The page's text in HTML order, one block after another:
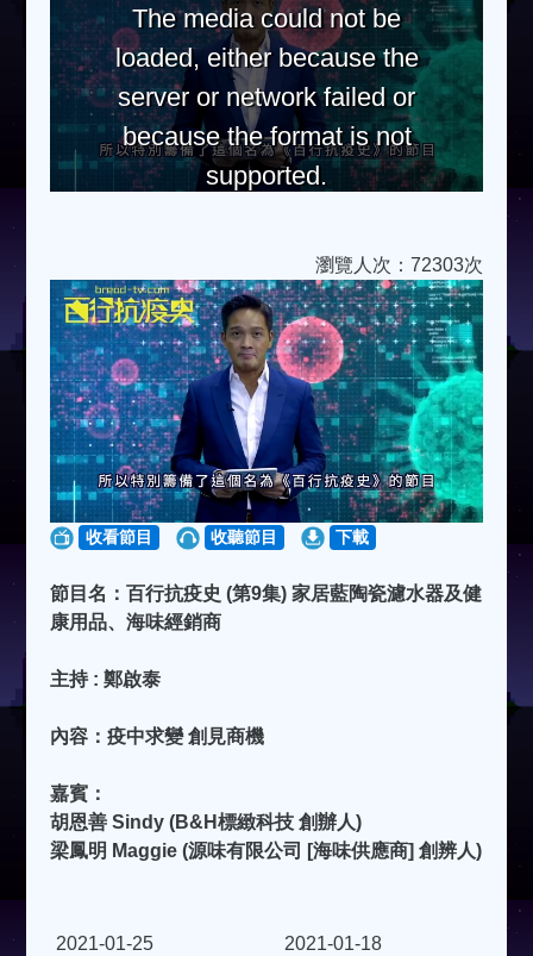
The media could not be
loaded, either because the
server or network failed or
because the format is not
supported.
瀏覽人次：72303次
收看節目 收聽節目 下載
節目名：百行抗疫史 (第9集) 家居藍陶瓷濾水器及健
康用品、海味經銷商
主持 : 鄭啟泰
內容：疫中求變 創見商機
嘉賓：
胡恩善 Sindy (B&H標緻科技 創辦人)
梁鳳明 Maggie (源味有限公司 [海味供應商] 創辨人)
2021-01-25 2021-01-18